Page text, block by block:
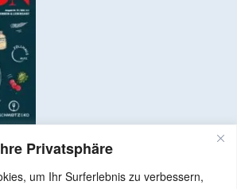
Privatsphäre
um Ihr Surferlebnis zu verbessern,